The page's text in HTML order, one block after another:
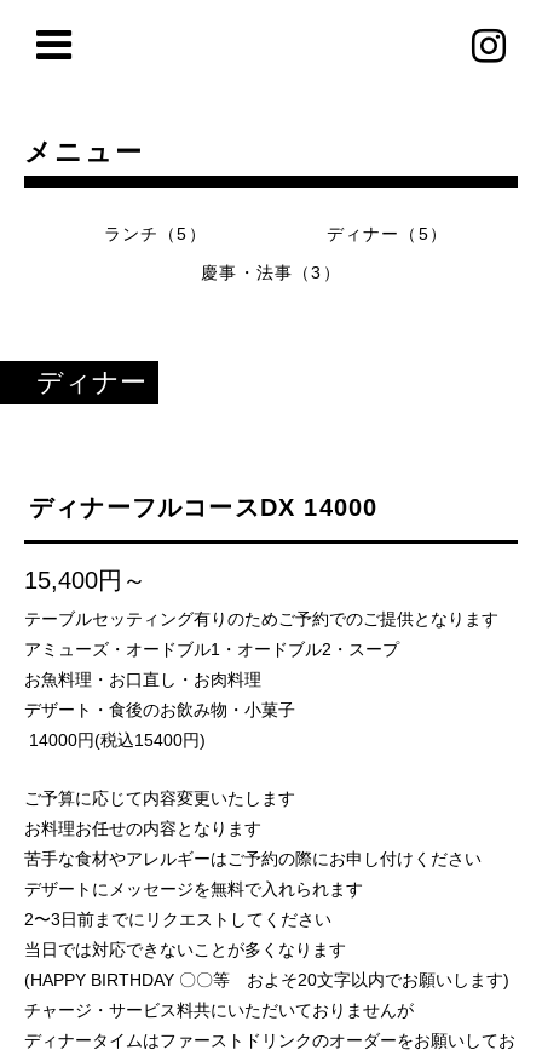
メニュー
ランチ（5）
ディナー（5）
慶事・法事（3）
ディナー
ディナーフルコースDX 14000
15,400円～
テーブルセッティング有りのためご予約でのご提供となります
アミューズ・オードブル1・オードブル2・スープ
お魚料理・お口直し・お肉料理
デザート・食後のお飲み物・小菓子
14000円(税込15400円)
ご予算に応じて内容変更いたします
お料理お任せの内容となります
苦手な食材やアレルギーはご予約の際にお申し付けください
デザートにメッセージを無料で入れられます
2〜3日前までにリクエストしてください
当日では対応できないことが多くなります
(HAPPY BIRTHDAY 〇〇等 およそ20文字以内でお願いします)
チャージ・サービス料共にいただいておりませんが
ディナータイムはファーストドリンクのオーダーをお願いしてお